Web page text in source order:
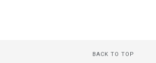
BACK TO TOP